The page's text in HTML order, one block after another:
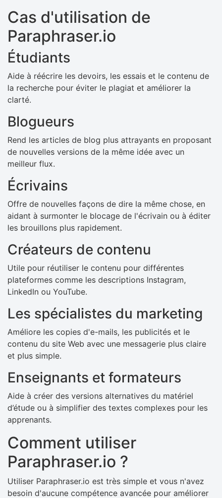
Cas d'utilisation de
Paraphraser.io
Étudiants
Aide à réécrire les devoirs, les essais et le contenu de
la recherche pour éviter le plagiat et améliorer la
clarté.
Blogueurs
Rend les articles de blog plus attrayants en proposant
de nouvelles versions de la même idée avec un
meilleur flux.
Écrivains
Offre de nouvelles façons de dire la même chose, en
aidant à surmonter le blocage de l'écrivain ou à éditer
les brouillons plus rapidement.
Créateurs de contenu
Utile pour réutiliser le contenu pour différentes
plateformes comme les descriptions Instagram,
LinkedIn ou YouTube.
Les spécialistes du marketing
Améliore les copies d'e-mails, les publicités et le
contenu du site Web avec une messagerie plus claire
et plus simple.
Enseignants et formateurs
Aide à créer des versions alternatives du matériel
d’étude ou à simplifier des textes complexes pour les
apprenants.
Comment utiliser
Paraphraser.io ?
Utiliser Paraphraser.io est très simple et vous n'avez
besoin d'aucune compétence avancée pour améliorer